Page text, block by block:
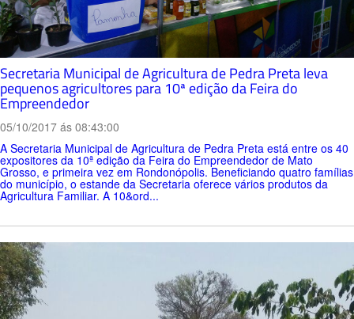
Secretaria Municipal de Agricultura de Pedra Preta leva
pequenos agricultores para 10ª edição da Feira do
Empreendedor
05/10/2017 ás 08:43:00
A Secretaria Municipal de Agricultura de Pedra Preta está entre os 40
expositores da 10ª edição da Feira do Empreendedor de Mato
Grosso, e primeira vez em Rondonópolis. Beneficiando quatro famílias
do município, o estande da Secretaria oferece vários produtos da
Agricultura Familiar. A 10&ord...